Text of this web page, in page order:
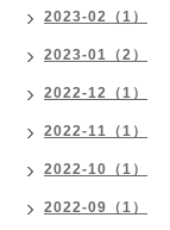
2023-02（1）
2023-01（2）
2022-12（1）
2022-11（1）
2022-10（1）
2022-09（1）